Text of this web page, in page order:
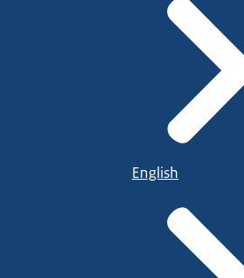
English